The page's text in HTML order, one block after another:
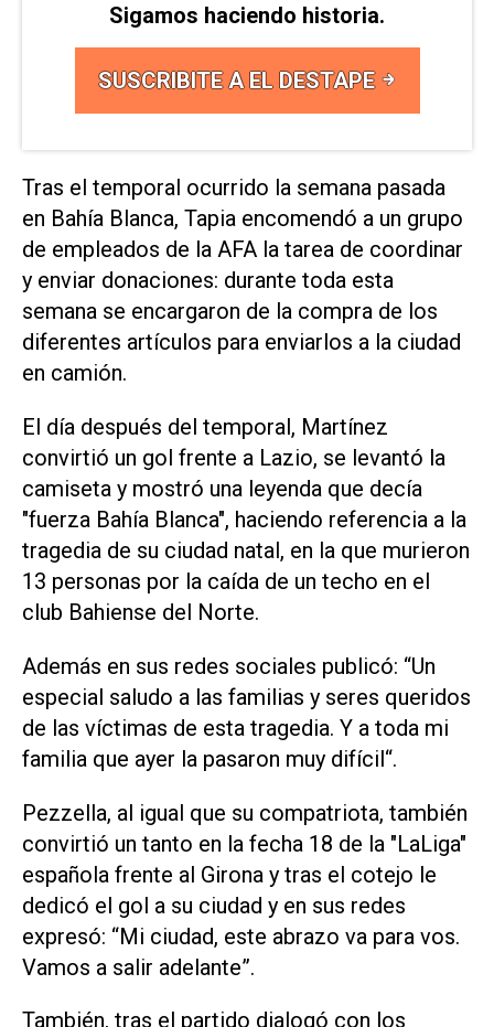
Sigamos haciendo historia.
SUSCRIBITE A EL DESTAPE
Tras el temporal ocurrido la semana pasada
en Bahía Blanca, Tapia encomendó a un grupo
de empleados de la AFA la tarea de coordinar
y enviar donaciones: durante toda esta
semana se encargaron de la compra de los
diferentes artículos para enviarlos a la ciudad
en camión.
El día después del temporal, Martínez
convirtió un gol frente a Lazio, se levantó la
camiseta y mostró una leyenda que decía
"fuerza Bahía Blanca", haciendo referencia a la
tragedia de su ciudad natal, en la que murieron
13 personas por la caída de un techo en el
club Bahiense del Norte.
Además en sus redes sociales publicó: “Un
especial saludo a las familias y seres queridos
de las víctimas de esta tragedia. Y a toda mi
familia que ayer la pasaron muy difícil“.
Pezzella, al igual que su compatriota, también
convirtió un tanto en la fecha 18 de la "LaLiga"
española frente al Girona y tras el cotejo le
dedicó el gol a su ciudad y en sus redes
expresó: “Mi ciudad, este abrazo va para vos.
Vamos a salir adelante”.
También, tras el partido dialogó con los